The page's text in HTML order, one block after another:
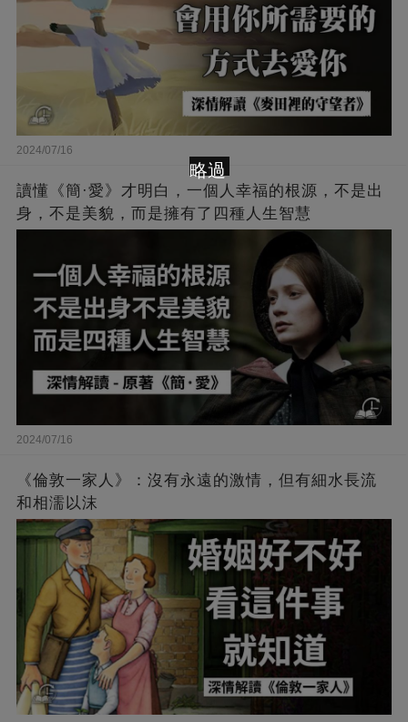
2024/07/16
讀懂《簡·愛》才明白，一個人幸福的根源，不是出
身，不是美貌，而是擁有了四種人生智慧
2024/07/16
《倫敦一家人》：沒有永遠的激情，但有細水長流
和相濡以沫
略過